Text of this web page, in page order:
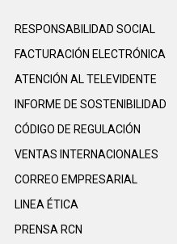
RESPONSABILIDAD SOCIAL
FACTURACIÓN ELECTRÓNICA
ATENCIÓN AL TELEVIDENTE
INFORME DE SOSTENIBILIDAD
CÓDIGO DE REGULACIÓN
VENTAS INTERNACIONALES
CORREO EMPRESARIAL
LINEA ÉTICA
PRENSA RCN